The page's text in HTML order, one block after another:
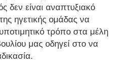
είναι αναπτυξιακό
ηγετικής ομάδας να
τρόπο στα μέλη
μας οδηγεί στο να